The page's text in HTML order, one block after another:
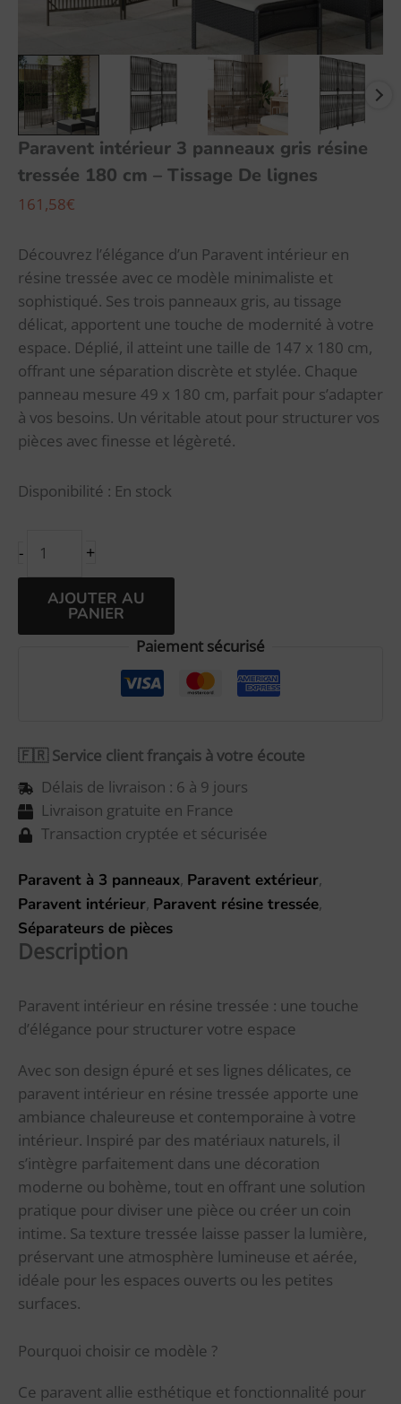
Paravent intérieur 3 panneaux gris résine
tressée 180 cm – Tissage De lignes
161,58€
Découvrez l’élégance d’un Paravent intérieur en
résine tressée avec ce modèle minimaliste et
sophistiqué. Ses trois panneaux gris, au tissage
délicat, apportent une touche de modernité à votre
espace. Déplié, il atteint une taille de 147 x 180 cm,
offrant une séparation discrète et stylée. Chaque
panneau mesure 49 x 180 cm, parfait pour s’adapter
à vos besoins. Un véritable atout pour structurer vos
pièces avec finesse et légèreté.
Disponibilité : En stock
-
lignes
+
AJOUTER AU
PANIER
Paiement sécurisé
🇫🇷 Service client français à votre écoute
Délais de livraison : 6 à 9 jours
Livraison gratuite en France
Transaction cryptée et sécurisée
Paravent à 3 panneaux, Paravent extérieur,
Paravent intérieur, Paravent résine tressée,
Séparateurs de pièces
Description
Paravent intérieur en résine tressée : une touche
d’élégance pour structurer votre espace
Avec son design épuré et ses lignes délicates, ce
paravent intérieur en résine tressée apporte une
ambiance chaleureuse et contemporaine à votre
intérieur. Inspiré par des matériaux naturels, il
s’intègre parfaitement dans une décoration
moderne ou bohème, tout en offrant une solution
pratique pour diviser une pièce ou créer un coin
intime. Sa texture tressée laisse passer la lumière,
préservant une atmosphère lumineuse et aérée,
idéale pour les espaces ouverts ou les petites
surfaces.
Pourquoi choisir ce modèle ?
Ce paravent allie esthétique et fonctionnalité pour